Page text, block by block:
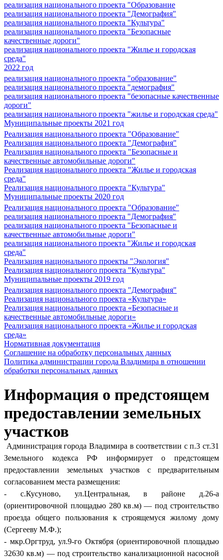
реализация национального проекта "Образование
реализация национального проекта "Демография"
реализация национального проекта "Культура"
реализация национального проекта "Безопасные
качественные дороги"
реализация национального проекта "Жилье и городская
среда"
2022 год
реализация национального проекта "образование"
реализация национального проекта "демография"
реализация национального проекта "безопасные качественные
дороги"
реализация национального проекта "жилье и городская среда"
Муниципальные проекты 2021 год
Реализация национального проекта "Образование"
Реализация национального проекта "Демография"
Реализация национального проекта "Безопасные и
качественные автомобильные дороги"
Реализация национального проекта "Жилье и городская
среда"
Реализация национального проекта "Культура"
Муниципальные проекты 2020 год
Реализация национального проекта "Образование"
реализация национального проекта "Демография"
реализация национального проекта "Безопасные и
качественные автомобильные дороги"
реализация национального проекта "Жилье и городская
среда"
Реализация национального проекты "Экология"
Реализация национального проекта "Культура"
Муниципальные проекты 2019 год
Реализация национального проекта "Демография"
Реализация национального проекта «Культура»
Реализация национального проекта «Безопасные и
качественные автомобильные дороги»
Реализация национального проекта «Жилье и городская
среда»
Нормативная документация
Соглашение на обработку персональных данных
Политика администрации города Владимира в отношении
обработки персональных данных
Информация о предстоящем
предоставлении земельных
участков
Администрация города Владимира в соответствии с п.3 ст.31
Земельного кодекса РФ информирует о предстоящем
предоставлении земельных участков с предварительным
согласованием места размещения:
- с.Кусуново, ул.Центральная, в районе д.26-а
(ориентировочной площадью 280 кв.м) — под строительство
проезда общего пользования к строящемуся жилому дому
(Сергееву М.Ф.);
- мкр.Оргтруд, ул.9-го Октября (ориентировочной площадью
32630 кв.м) — под строительство канализационной насосной